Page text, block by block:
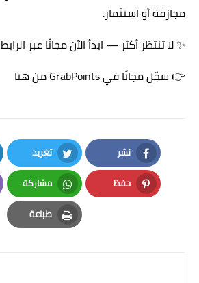
مجازفة أو استثمار.
✨ لا تنتظر أكثر — ابدأ الآن مجانًا عبر
👉سجّل مجانًا في GrabPoints من هنا
نشر
Facebook
تغريد
Twitter
حفظ
Pinterest
مشاركة
Whatsapp
طباعة
Print